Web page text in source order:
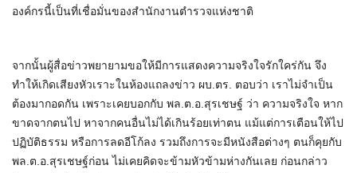
องค์กรนี้เป็นที่เชื่อมั่นของสำนักงานตำรวจแห่งชาติ
จากนั้นผู้สื่อข่าวพยายามขอให้มีการแสดงความจริงใจรักใคร่กัน จึง
ทำให้เกิดเสียงหัวเราะในห้องแถลงข่าว ผบ.ตร. ตอบว่า เราไม่จำเป็น
ต้องมากอดกัน เพราะเคยบอกกับ พล.ต.อ.สุรเชษฐ์ ว่า ความจริงใจ หาก
ขาดจากตนไป หาจากคนอื่นไม่ได้เกินร้อยเท่าตน แม้แต่การเตือนให้ไป
ปฏิบัติธรรม หรือการลดอีโก้ลง รวมถึงการจะมีหนังสือต่างๆ ตนก็คุยกับ
พล.ต.อ.สุรเชษฐ์ก่อน ไม่เคยคิดจะข้ามหัวข้ามห่างกันเลย ก่อนกล่าว